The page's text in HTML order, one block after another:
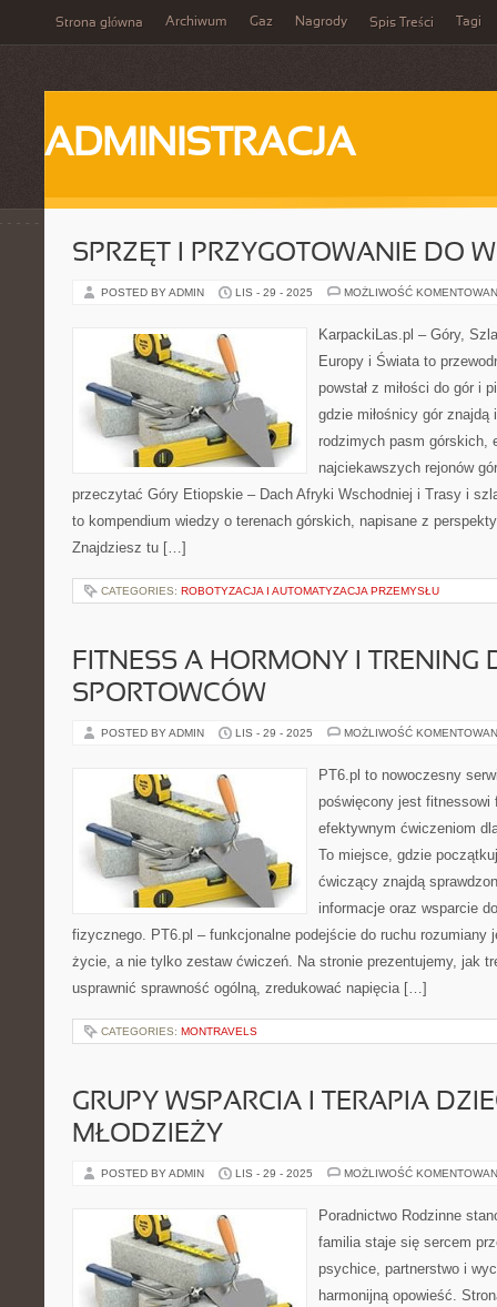
Strona główna Archiwum Gaz Nagrody Spis Treści Tagi
ADMINISTRACJA
SPRZĘT I PRZYGOTOWANIE DO
POSTED BY ADMIN LIS - 29 - 2025 MOŻLIWOŚĆ
KarpackiLas.pl – Góry,
Europy i Świata to
powstał z miłości do gór i
gdzie miłośnicy gór znajdą
rodzimych pasm górskich,
najciekawszych rejonów
przeczytać Góry Etiopskie – Dach Afryki Wschodniej i Trasy i
to kompendium wiedzy o terenach górskich, napisane z
Znajdziesz tu […]
CATEGORIES: ROBOTYZACJA I AUTOMATYZACJA PRZEMYSŁU
FITNESS A HORMONY I TRENING
SPORTOWCÓW
POSTED BY ADMIN LIS - 29 - 2025 MOŻLIWOŚĆ
PT6.pl to nowoczesny
poświęcony jest fitnessowi
efektywnym ćwiczeniom
To miejsce, gdzie
ćwiczący znajdą
informacje oraz wsparcie
fizycznego. PT6.pl – funkcjonalne podejście do ruchu rozumiany
życie, a nie tylko zestaw ćwiczeń. Na stronie prezentujemy, jak
usprawnić sprawność ogólną, zredukować napięcia […]
CATEGORIES: MONTRAVELS
GRUPY WSPARCIA I TERAPIA
MŁODZIEŻY
POSTED BY ADMIN LIS - 29 - 2025 MOŻLIWOŚĆ
Poradnictwo Rodzinne
familia staje się sercem
psychice, partnerstwo i
harmonijną opowieść.